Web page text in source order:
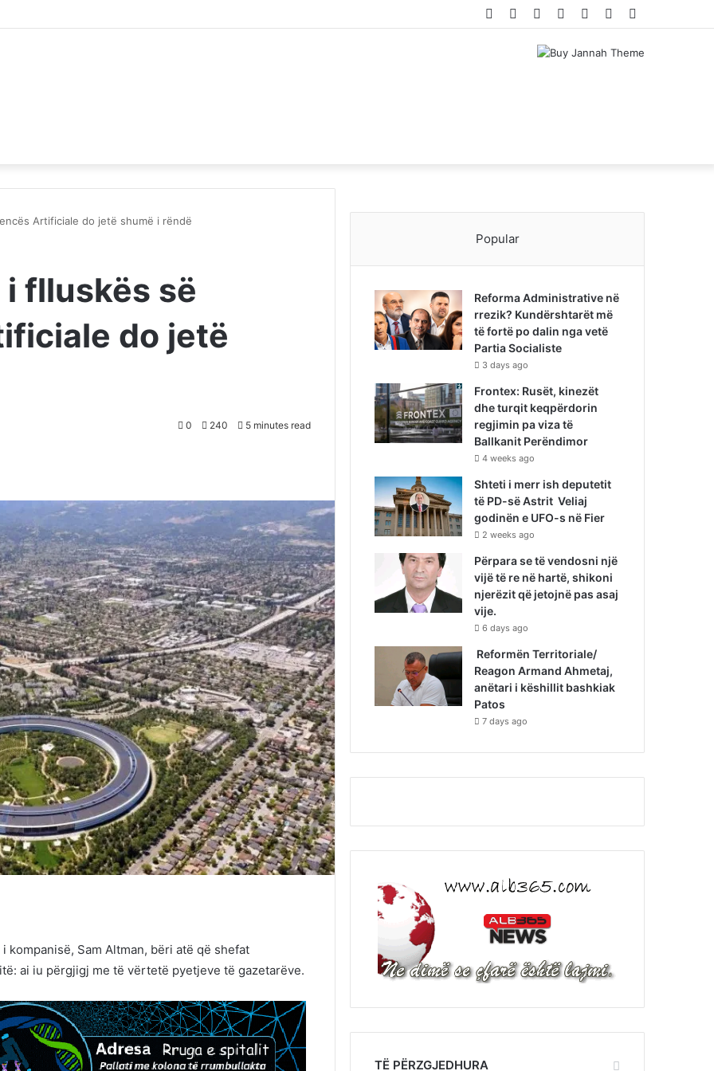
Random
Log
Instagram
YouTube
Twitter
Facebook
Artificiale do jetë shumë i rëndë
flluskës së
do jetë
0 240 5 minutes read
kompanisë, Sam Altman, bëri atë që shefat
ai iu përgjigj me të vërtetë pyetjeve të gazetarëve.
Popular
Reforma Administrative në
rrezik? Kundërshtarët më
të fortë po dalin nga vetë
Partia Socialiste
3 days ago
Frontex: Rusët, kinezët
dhe turqit keqpërdorin
regjimin pa viza të
Ballkanit Perëndimor
4 weeks ago
Shteti i merr ish deputetit
të PD-së Astrit Veliaj
godinën e UFO-s në Fier
2 weeks ago
Përpara se të vendosni një
vijë të re në hartë, shikoni
njerëzit që jetojnë pas asaj
vije.
6 days ago
Reformën Territoriale/
Reagon Armand Ahmetaj,
anëtari i këshillit bashkiak
Patos
7 days ago
TË PËRZGJEDHURA